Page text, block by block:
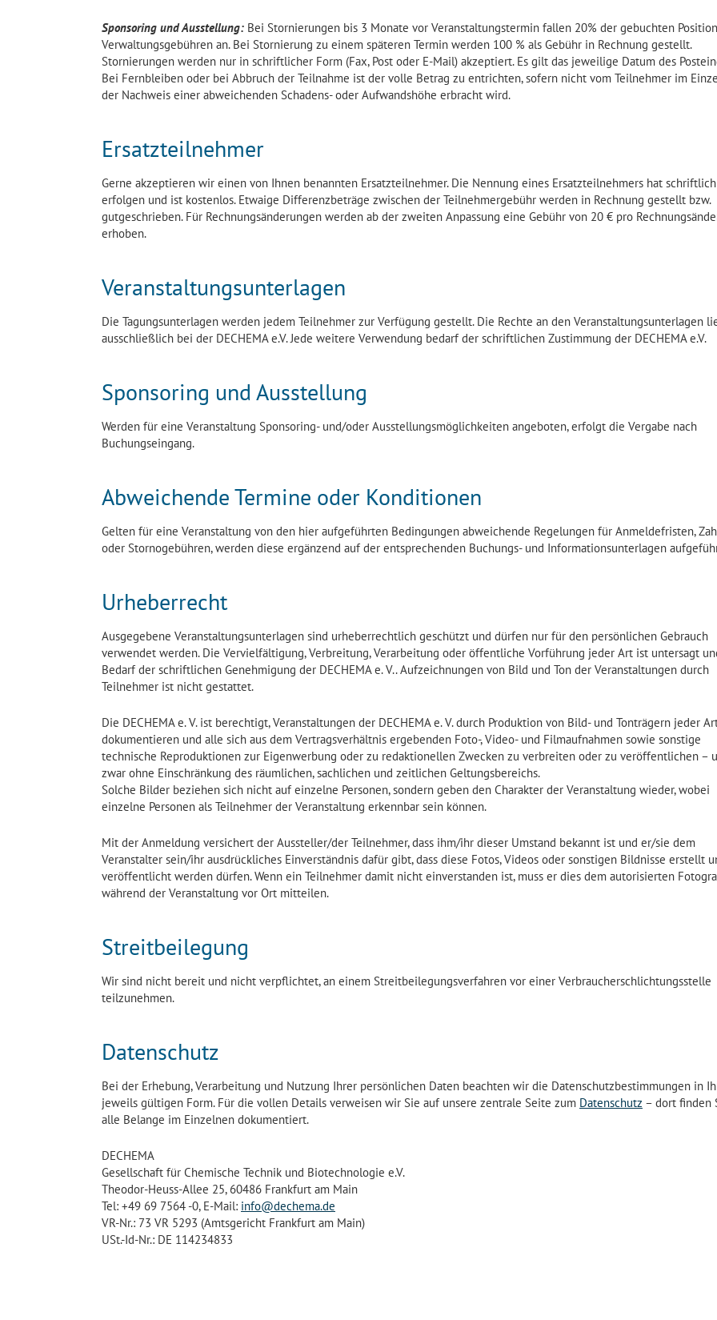
Sponsoring und Ausstellung: Bei Stornierungen bis 3 Monate vor Veranstaltungstermin fallen 20% der gebuchten
Verwaltungsgebühren an. Bei Stornierung zu einem späteren Termin werden 100 % als Gebühr in Rechnung gestellt.
Stornierungen werden nur in schriftlicher Form (Fax, Post oder E-Mail) akzeptiert. Es gilt das jeweilige Datum des
Bei Fernbleiben oder bei Abbruch der Teilnahme ist der volle Betrag zu entrichten, sofern nicht vom Teilnehmer im
der Nachweis einer abweichenden Schadens- oder Aufwandshöhe erbracht wird.
Ersatzteilnehmer
Gerne akzeptieren wir einen von Ihnen benannten Ersatzteilnehmer. Die Nennung eines Ersatzteilnehmers hat
erfolgen und ist kostenlos. Etwaige Differenzbeträge zwischen der Teilnehmergebühr werden in Rechnung gestellt bzw.
gutgeschrieben. Für Rechnungsänderungen werden ab der zweiten Anpassung eine Gebühr von 20 € pro
erhoben.
Veranstaltungsunterlagen
Die Tagungsunterlagen werden jedem Teilnehmer zur Verfügung gestellt. Die Rechte an den Veranstaltungsunterlagen
ausschließlich bei der DECHEMA e.V. Jede weitere Verwendung bedarf der schriftlichen Zustimmung der DECHEMA e.V.
Sponsoring und Ausstellung
Werden für eine Veranstaltung Sponsoring- und/oder Ausstellungsmöglichkeiten angeboten, erfolgt die Vergabe nach
Buchungseingang.
Abweichende Termine oder Konditionen
Gelten für eine Veranstaltung von den hier aufgeführten Bedingungen abweichende Regelungen für Anmeldefristen,
oder Stornogebühren, werden diese ergänzend auf der entsprechenden Buchungs- und Informationsunterlagen
Urheberrecht
Ausgegebene Veranstaltungsunterlagen sind urheberrechtlich geschützt und dürfen nur für den persönlichen Gebrauch
verwendet werden. Die Vervielfältigung, Verbreitung, Verarbeitung oder öffentliche Vorführung jeder Art ist untersagt
Bedarf der schriftlichen Genehmigung der DECHEMA e. V.. Aufzeichnungen von Bild und Ton der Veranstaltungen durch
Teilnehmer ist nicht gestattet.
Die DECHEMA e. V. ist berechtigt, Veranstaltungen der DECHEMA e. V. durch Produktion von Bild- und Tonträgern jeder
dokumentieren und alle sich aus dem Vertragsverhältnis ergebenden Foto-, Video- und Filmaufnahmen sowie sonstige
technische Reproduktionen zur Eigenwerbung oder zu redaktionellen Zwecken zu verbreiten oder zu veröffentlichen –
zwar ohne Einschränkung des räumlichen, sachlichen und zeitlichen Geltungsbereichs.
Solche Bilder beziehen sich nicht auf einzelne Personen, sondern geben den Charakter der Veranstaltung wieder, wobei
einzelne Personen als Teilnehmer der Veranstaltung erkennbar sein können.
Mit der Anmeldung versichert der Aussteller/der Teilnehmer, dass ihm/ihr dieser Umstand bekannt ist und er/sie dem
Veranstalter sein/ihr ausdrückliches Einverständnis dafür gibt, dass diese Fotos, Videos oder sonstigen Bildnisse erstellt
veröffentlicht werden dürfen. Wenn ein Teilnehmer damit nicht einverstanden ist, muss er dies dem autorisierten
während der Veranstaltung vor Ort mitteilen.
Streitbeilegung
Wir sind nicht bereit und nicht verpflichtet, an einem Streitbeilegungsverfahren vor einer Verbraucherschlichtungsstelle
teilzunehmen.
Datenschutz
Bei der Erhebung, Verarbeitung und Nutzung Ihrer persönlichen Daten beachten wir die Datenschutzbestimmungen in
jeweils gültigen Form. Für die vollen Details verweisen wir Sie auf unsere zentrale Seite zum Datenschutz – dort finden
alle Belange im Einzelnen dokumentiert.
DECHEMA
Gesellschaft für Chemische Technik und Biotechnologie e.V.
Theodor-Heuss-Allee 25, 60486 Frankfurt am Main
Tel: +49 69 7564 -0, E-Mail: info@dechema.de
VR-Nr.: 73 VR 5293 (Amtsgericht Frankfurt am Main)
USt.-Id-Nr.: DE 114234833